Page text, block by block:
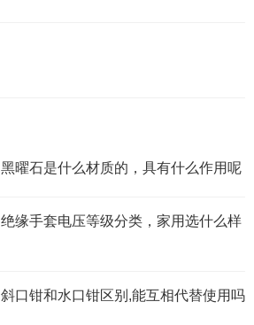
黑曜石是什么材质的，具有什么作用呢
绝缘手套电压等级分类，家用选什么样
斜口钳和水口钳区别,能互相代替使用吗